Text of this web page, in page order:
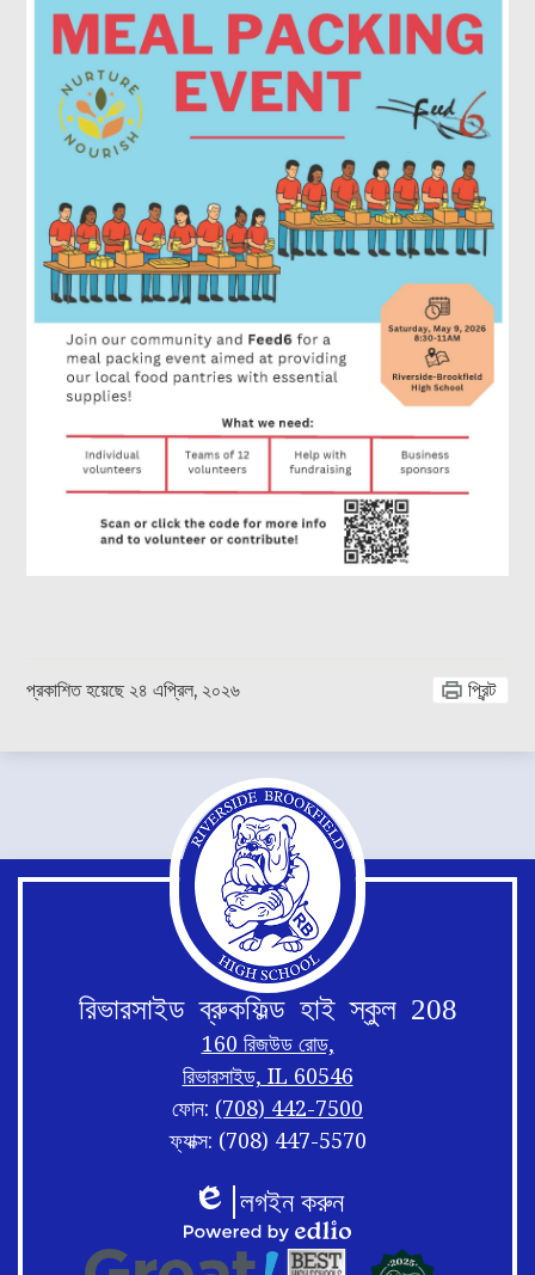
প্রকাশিত হয়েছে ২৪ এপ্রিল, ২০২৬ প্রিন্ট
রিভারসাইড ব্রুকফিল্ড হাই স্কুল 208
160 রিজউড রোড,
রিভারসাইড, IL 60546
ফোন: (708) 442-7500
ফ্যাক্স: (708) 447-5570
লিঙ্ক
এলোমেলো
এডলিও
লগইন করুন
Edlio
পাদচরণ